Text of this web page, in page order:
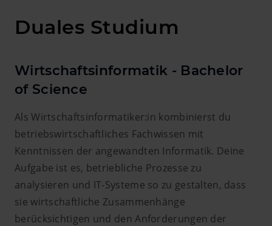
Duales Studium
Wirtschaftsinformatik - Bachelor
of Science
Als Wirtschaftsinformatiker:in kombinierst du
betriebswirtschaftliches Fachwissen mit
Kenntnissen der angewandten Informatik. Deine
Aufgabe ist es, betriebliche Prozesse zu
analysieren und IT-Systeme so zu gestalten, dass
sie wirtschaftliche Zusammenhänge
berücksichtigen und den Anforderungen der